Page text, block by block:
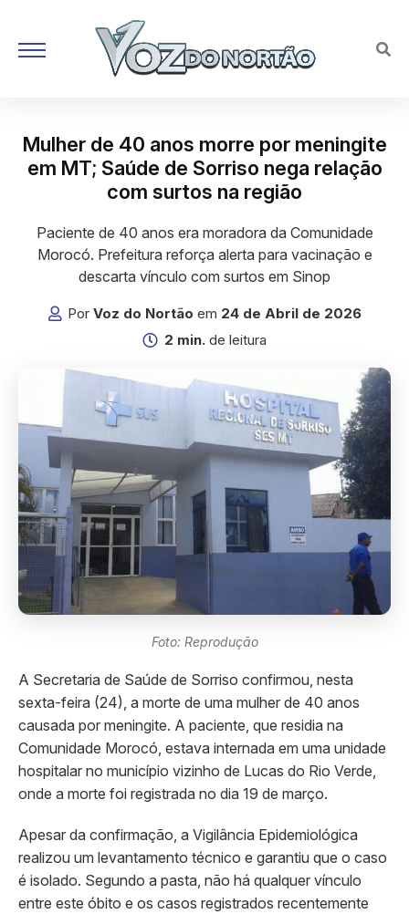
Mulher de 40 anos morre por meningite
em MT; Saúde de Sorriso nega relação
com surtos na região
Paciente de 40 anos era moradora da Comunidade
Morocó. Prefeitura reforça alerta para vacinação e
descarta vínculo com surtos em Sinop
Por Voz do Nortão em 24 de Abril de 2026
2 min. de leitura
Foto: Reprodução
A Secretaria de Saúde de Sorriso confirmou, nesta
sexta-feira (24), a morte de uma mulher de 40 anos
causada por meningite. A paciente, que residia na
Comunidade Morocó, estava internada em uma unidade
hospitalar no município vizinho de Lucas do Rio Verde,
onde a morte foi registrada no dia 19 de março.
Apesar da confirmação, a Vigilância Epidemiológica
realizou um levantamento técnico e garantiu que o caso
é isolado. Segundo a pasta, não há qualquer vínculo
entre este óbito e os casos registrados recentemente